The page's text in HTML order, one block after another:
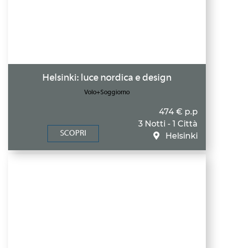
Helsinki: luce nordica e design
Volo+Soggiorno
SCOPRI
474 € p.p
3 Notti - 1 Città
Helsinki